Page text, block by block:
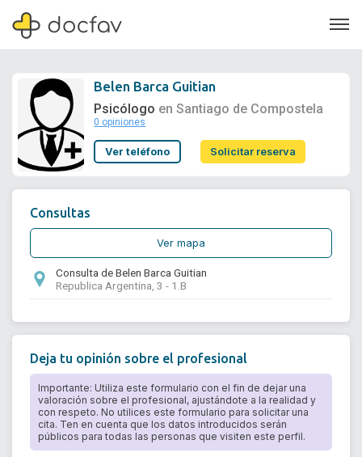
Soporte
Belen Barca Guitian
Psicólogo en Santiago de Compostela
0 opiniones
Ver teléfono Solicitar reserva
Consultas
Ver mapa
Consulta de Belen Barca Guitian
Republica Argentina, 3 - 1.B
Deja tu opinión sobre el profesional
Importante: Utiliza este formulario con el fin de dejar una
valoración sobre el profesional, ajustándote a la realidad y
con respeto. No utilices este formulario para solicitar una
cita. Ten en cuenta que los datos introducidos serán
públicos para todas las personas que visiten este perfil.